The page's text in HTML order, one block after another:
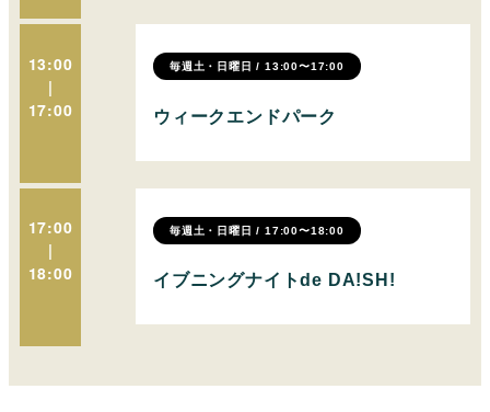
13:00
|
17:00
毎週土・日曜日 / 13:00〜17:00
ウィークエンドパーク
17:00
|
18:00
毎週土・日曜日 / 17:00〜18:00
イブニングナイトde DA!SH!